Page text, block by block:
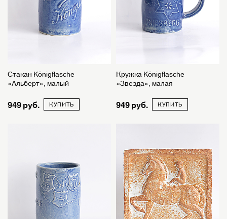
Стакан Königflasche
«Альберт», малый
949 КУПИТЬ
Кружка Königflasche
«Звезда», малая
949 КУПИТЬ